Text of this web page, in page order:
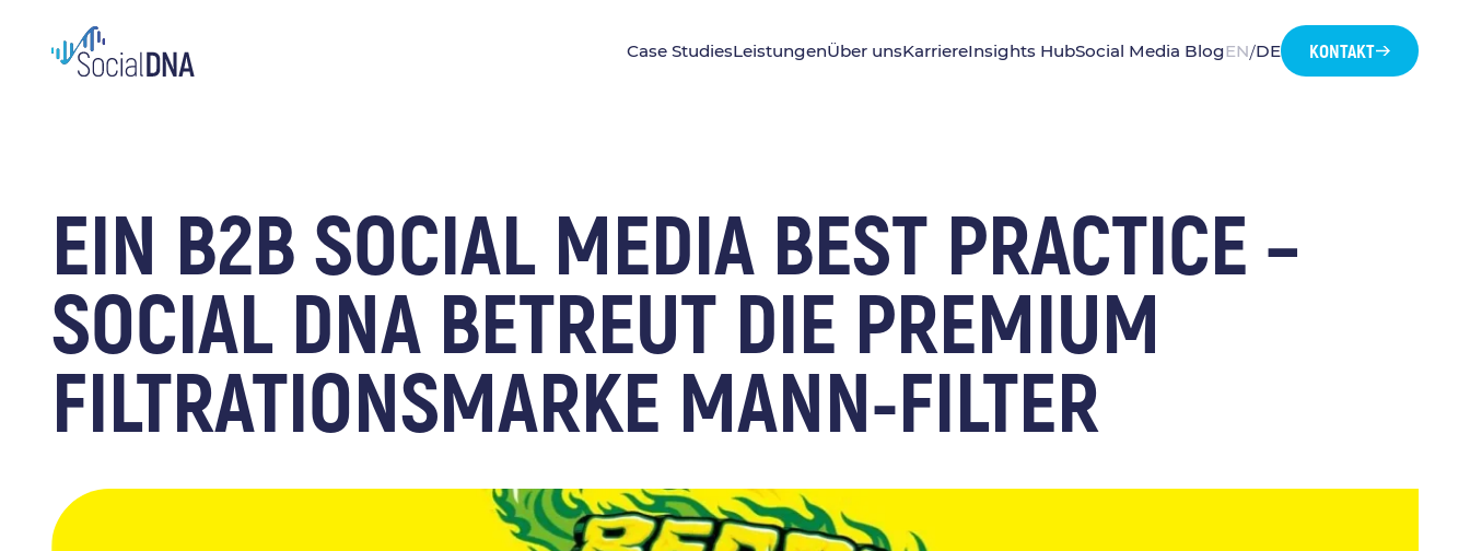
Case StudiesLeistungenÜber unsKarriereInsights HubSocial Media BlogEN/DE KONTAKT
EIN B2B SOCIAL MEDIA BEST PRACTICE –
SOCIAL DNA BETREUT DIE PREMIUM
FILTRATIONSMARKE MANN-FILTER